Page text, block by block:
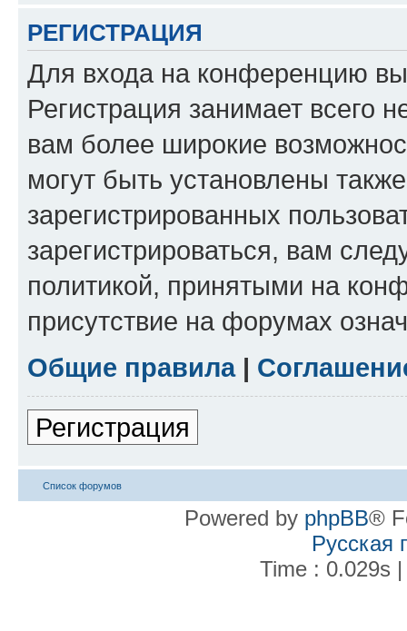
РЕГИСТРАЦИЯ
Для входа на конференцию
Регистрация занимает всего
вам более широкие
могут быть установлены
зарегистрированных
зарегистрироваться, вам
политикой, принятыми на
присутствие на форумах
Общие правила|
Регистрация
Список форумов
Powered by phpBB®
Русская
Time : 0.029s